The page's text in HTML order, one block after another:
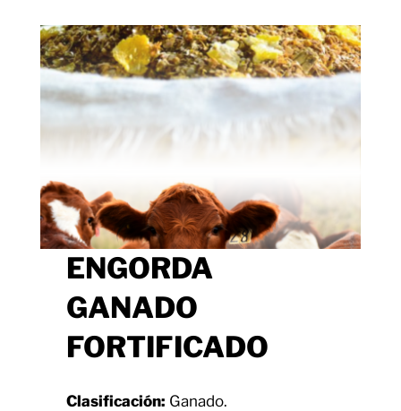
ENGORDA
GANADO
FORTIFICADO
Clasificación: Ganado.